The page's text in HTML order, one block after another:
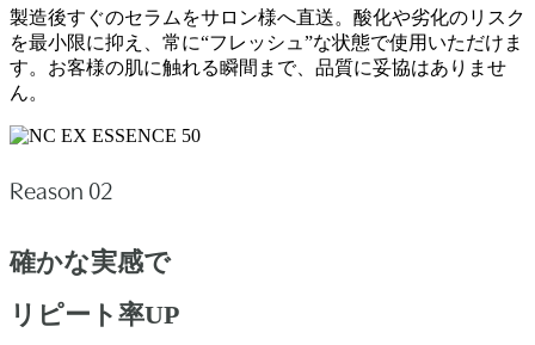
製造後すぐのセラムをサロン様へ直送。酸化や劣化のリスク
を最小限に抑え、常に“フレッシュ”な状態で使用いただけま
す。お客様の肌に触れる瞬間まで、品質に妥協はありませ
ん。
Reason 02
確かな実感で
リピート率UP